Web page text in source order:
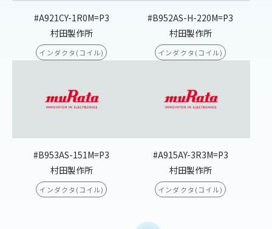
#A921CY-1R0M=P3
村田製作所
インダクタ(コイル)
#B952AS-H-220M=P3
村田製作所
インダクタ(コイル)
#B953AS-151M=P3
村田製作所
インダクタ(コイル)
#A915AY-3R3M=P3
村田製作所
インダクタ(コイル)